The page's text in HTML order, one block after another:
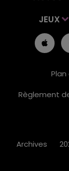
JEUX
Règlement
Archives